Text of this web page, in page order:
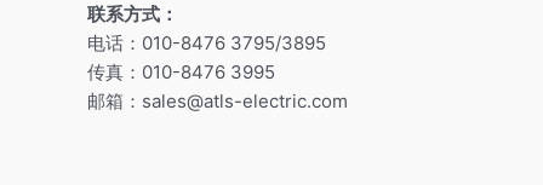
联系方式：
电话：010-8476 3795/3895
传真：010-8476 3995
邮箱：sales@atls-electric.com